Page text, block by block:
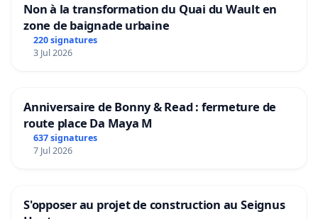
Non à la transformation du Quai du Wault en
zone de baignade urbaine
220 signatures
3 Jul 2026
Anniversaire de Bonny & Read : fermeture de
route place Da Maya M
637 signatures
7 Jul 2026
S'opposer au projet de construction au Seignus